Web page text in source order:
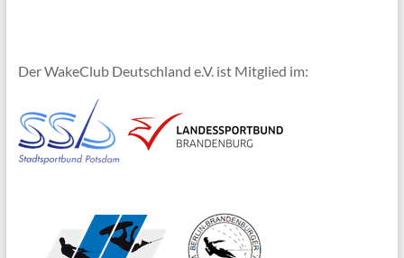
Der WakeClub Deutschland e.V. ist Mitglied im: